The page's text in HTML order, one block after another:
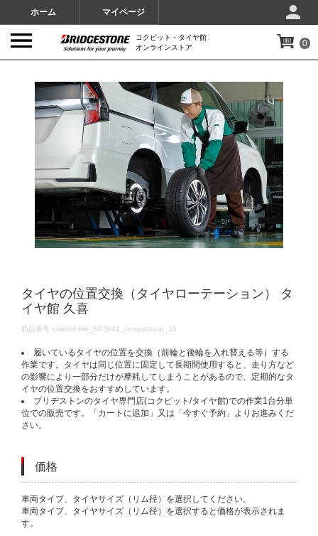
ホーム マイページ
コクピット・タイヤ館
オンラインストア
0
タイヤの位置交換（タイヤローテーション） タ
イヤ館 久喜
DETAILS
商品番号 rotation-tire_SP3642_compact-car_16
履いているタイヤの位置を交換（前輪と後輪を入れ替える等）する
作業です。タイヤは同じ位置に固定して長期間使用すると、走り方など
の影響により一部分だけが摩耗してしまうことがあるので、定期的なタ
イヤの位置交換をおすすめしています。
ブリヂストンのタイヤ専門店(コクピット/タイヤ館)での作業1台分単
位での販売です。「カートに追加」又は「今すぐ予約」よりお進みくだ
さい。
価格
VARIATIONS
車両タイプ、タイヤサイズ（リム径）を選択してください。
車両タイプ、タイヤサイズ（リム径）を選択すると価格が表示されま
す。